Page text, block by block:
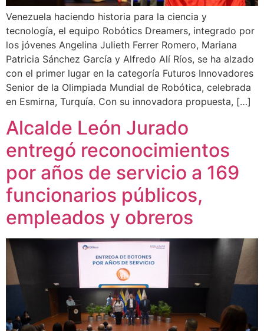
Venezuela haciendo historia para la ciencia y
tecnología, el equipo Robótics Dreamers, integrado por
los jóvenes Angelina Julieth Ferrer Romero, Mariana
Patricia Sánchez García y Alfredo Alí Ríos, se ha alzado
con el primer lugar en la categoría Futuros Innovadores
Senior de la Olimpiada Mundial de Robótica, celebrada
en Esmirna, Turquía. Con su innovadora propuesta, […]
Alcalde León Jurado
entregó reconocimientos
por años de servicio a 169
funcionarios públicos,
empleados y obreros